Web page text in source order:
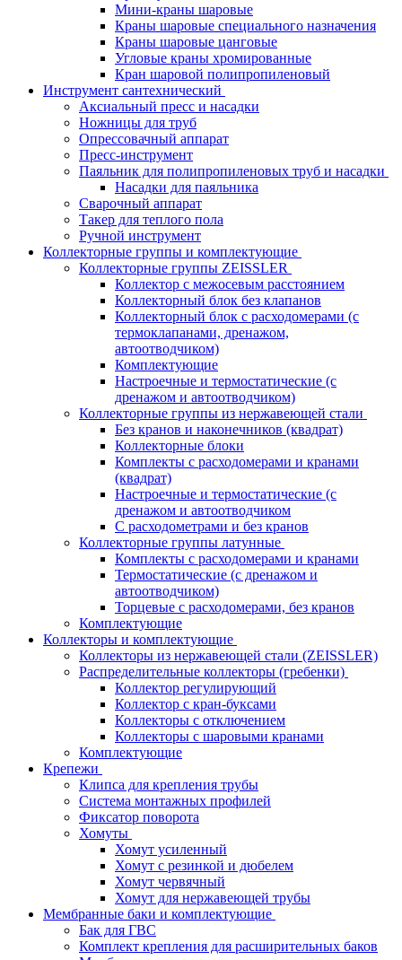
Мини-краны шаровые
Краны шаровые специального назначения
Краны шаровые цанговые
Угловые краны хромированные
Кран шаровой полипропиленовый
Инструмент сантехнический
Аксиальный пресс и насадки
Ножницы для труб
Опрессовачный аппарат
Пресс-инструмент
Паяльник для полипропиленовых труб и насадки
Насадки для паяльника
Сварочный аппарат
Такер для теплого пола
Ручной инструмент
Коллекторные группы и комплектующие
Коллекторные группы ZEISSLER
Коллектор с межосевым расстоянием
Коллекторный блок без клапанов
Коллекторный блок с расходомерами (с
термоклапанами, дренажом,
автоотводчиком)
Комплектующие
Настроечные и термостатические (с
дренажом и автоотводчиком)
Коллекторные группы из нержавеющей стали
Без кранов и наконечников (квадрат)
Коллекторные блоки
Комплекты с расходомерами и кранами
(квадрат)
Настроечные и термостатические (с
дренажом и автоотводчиком
С расходометрами и без кранов
Коллекторные группы латунные
Комплекты с расходомерами и кранами
Термостатические (с дренажом и
автоотводчиком)
Торцевые с расходомерами, без кранов
Комплектующие
Коллекторы и комплектующие
Коллекторы из нержавеющей стали (ZEISSLER)
Распределительные коллекторы (гребенки)
Коллектор регулирующий
Коллектор с кран-буксами
Коллекторы с отключением
Коллекторы с шаровыми кранами
Комплектующие
Крепежи
Клипса для крепления трубы
Система монтажных профилей
Фиксатор поворота
Хомуты
Хомут усиленный
Хомут с резинкой и дюбелем
Хомут червячный
Хомут для нержавеющей трубы
Мембранные баки и комплектующие
Бак для ГВС
Комплект крепления для расширительных баков